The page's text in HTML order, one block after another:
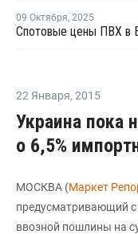
09 Октября, 2025
Спотовые цены ПВХ в
22 Января, 2015
Украина пока
о 6,5%
МОСКВА (Маркет
предусматривающий
ввозной пошлины на